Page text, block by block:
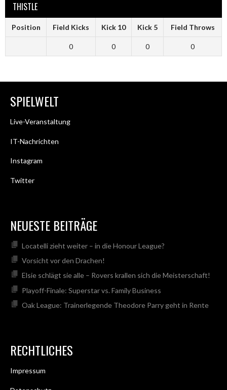
THISTLE
Position Field Kicks Kick 10 Kick 5 Field Throws
0 0 0 0
SPIELWELT
Live-Veranstaltung
IT-Nachrichten
Instagram
Twitter
NEUESTE BEITRÄGE
Locatelli zieht weiter – in die Honour League?
Vorsicht vor den Drachen!
Elsie schlägt sie alle – Rovers krallen sich die Meisterschaft!
Playoff-Finale: Superstar vs. Family Business
Oak League: Trainerlegende Theodore Parry geht in Rente
RECHTLICHES
Impressum